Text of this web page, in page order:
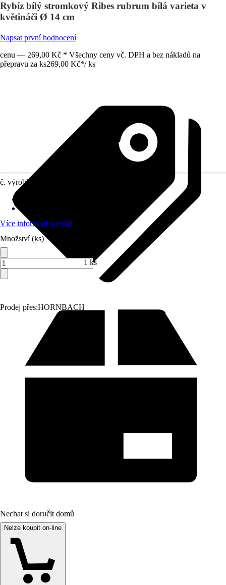
Rybíz bílý stromkový Ribes rubrum bílá varieta v
květináči Ø 14 cm
Napsat první hodnocení
cenu — 269,00 Kč * Všechny ceny vč. DPH a bez nákladů na
přepravu za ks269,00 Kč*/ ks
Prodej přes:HORNBACH
č. výrobku
Více informací o zboží
Množství (ks)
1 ks
Nechat si doručit domů
Nelze koupit on-line